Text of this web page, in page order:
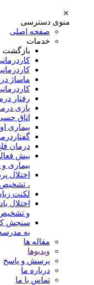
منوی دسترسی
صفحه اصلی
خدمات
بازگشت
ماساژ
رفتار
بازی
اتاق
بیماری
درمان
بیماری
اختلال
،
لکنت
اختلال
و
سنجش
به
مقاله ها
ویدیوها
پرسش و پاسخ
درباره ما
تماس با ما